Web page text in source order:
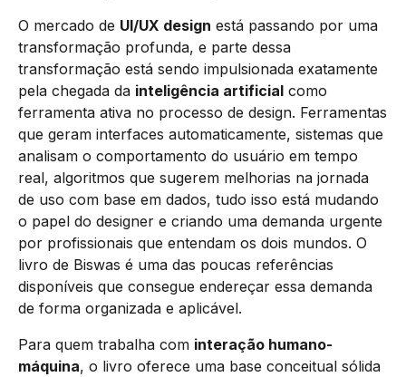
O mercado de UI/UX design está passando por uma
transformação profunda, e parte dessa
transformação está sendo impulsionada exatamente
pela chegada da inteligência artificial como
ferramenta ativa no processo de design. Ferramentas
que geram interfaces automaticamente, sistemas que
analisam o comportamento do usuário em tempo
real, algoritmos que sugerem melhorias na jornada
de uso com base em dados, tudo isso está mudando
o papel do designer e criando uma demanda urgente
por profissionais que entendam os dois mundos. O
livro de Biswas é uma das poucas referências
disponíveis que consegue endereçar essa demanda
de forma organizada e aplicável.
Para quem trabalha com interação humano-
máquina, o livro oferece uma base conceitual sólida